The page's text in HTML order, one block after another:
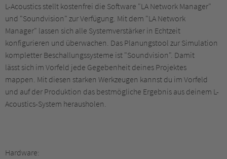
L-Acoustics stellt kostenfrei die Software "LA Network Manager"
und "Soundvision" zur Verfügung. Mit dem "LA Network
Manager" lassen sich alle Systemverstärker in Echtzeit
konfigurieren und überwachen. Das Planungstool zur Simulation
kompletter Beschallungssysteme ist "Soundvision". Damit
lässt sich im Vorfeld jede Gegebenheit deines Projektes
mappen. Mit diesen starken Werkzeugen kannst du im Vorfeld
und auf der Produktion das bestmögliche Ergebnis aus deinem L-
Acoustics-System herausholen.
Hardware: